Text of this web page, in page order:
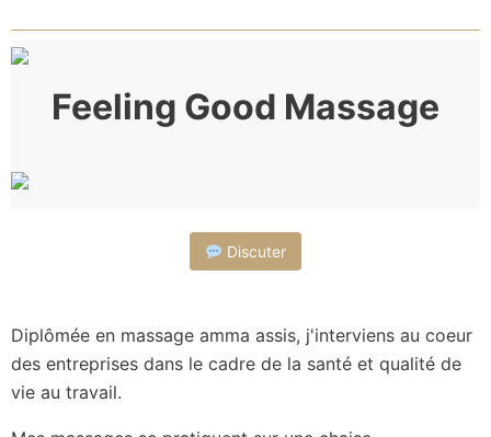
Feeling Good Massage
Discuter
Diplômée en massage amma assis, j'interviens au coeur
des entreprises dans le cadre de la santé et qualité de
vie au travail.